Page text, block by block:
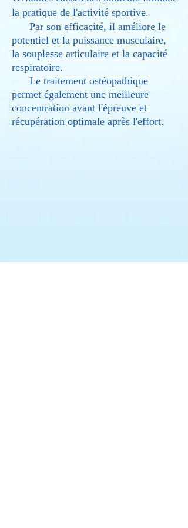
la pratique de l'activité sportive.
Par son efficacité, il améliore le
potentiel et la puissance musculaire,
la souplesse articulaire et la capacité
respiratoire.
Le traitement ostéopathique
permet également une meilleure
concentration avant l'épreuve et
récupération optimale après l'effort.